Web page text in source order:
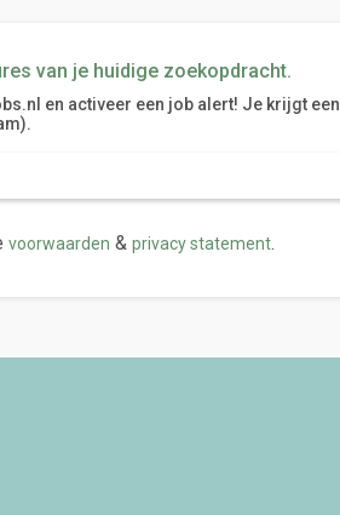
van je huidige zoekopdracht.
en activeer een job alert! Je krijgt een
voorwaarden & privacy statement.